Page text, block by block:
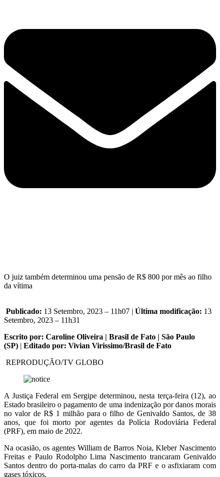
O juiz também determinou uma pensão de R$ 800 por mês ao filho
da vítima
Publicado: 13 Setembro, 2023 – 11h07 | Última modificação: 13
Setembro, 2023 – 11h31
Escrito por: Caroline Oliveira | Brasil de Fato | São Paulo
(SP) | Editado por: Vivian Virissimo/Brasil de Fato
REPRODUÇÃO/TV GLOBO
A Justiça Federal em Sergipe determinou, nesta terça-feira (12), ao
Estado brasileiro o pagamento de uma indenização por danos morais
no valor de R$ 1 milhão para o filho de Genivaldo Santos, de 38
anos, que foi morto por agentes da Polícia Rodoviária Federal
(PRF), em maio de 2022.
Na ocasião, os agentes William de Barros Noia, Kleber Nascimento
Freitas e Paulo Rodolpho Lima Nascimento trancaram Genivaldo
Santos dentro do porta-malas do carro da PRF e o asfixiaram com
gases tóxicos.